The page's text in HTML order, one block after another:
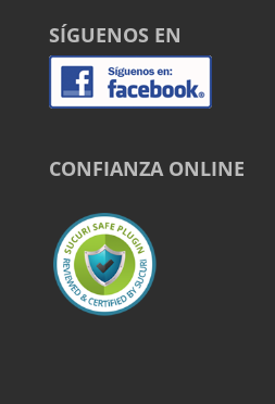
SÍGUENOS EN
CONFIANZA ONLINE